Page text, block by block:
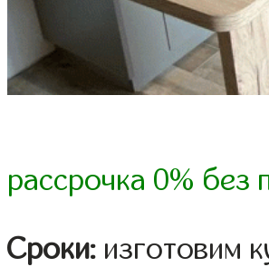
рассрочка 0% без
Сроки: изготовим